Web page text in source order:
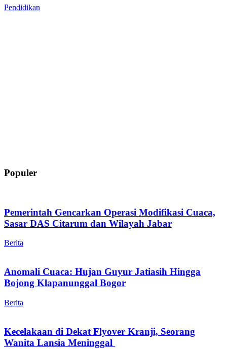
Pendidikan
Populer
Pemerintah Gencarkan Operasi Modifikasi Cuaca,
Sasar DAS Citarum dan Wilayah Jabar
Berita
Anomali Cuaca: Hujan Guyur Jatiasih Hingga
Bojong Klapanunggal Bogor
Berita
Kecelakaan di Dekat Flyover Kranji, Seorang
Wanita Lansia Meninggal